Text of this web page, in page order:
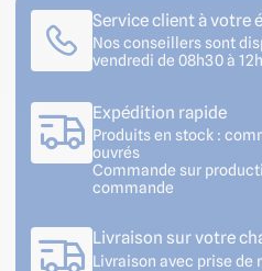
Service client à votre
Nos conseillers sont
vendredi de 08h30 à
Expédition rapide
Produits en stock :
ouvrés
Commande sur
commande
Livraison sur votre
Livraison avec prise de